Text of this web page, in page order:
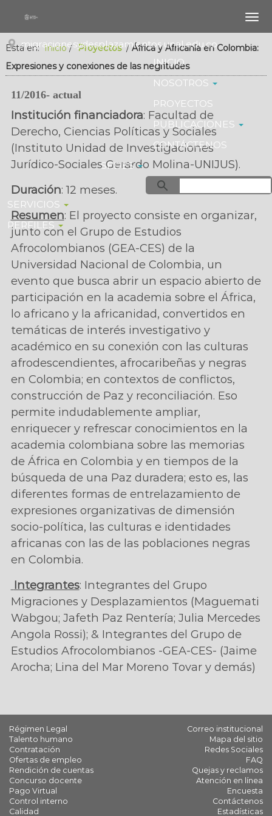
migracionesydesplazamientos.unal.edu.co
INICIO
NOSOTROS
PROYECTOS
PUBLICACIONES
CONTÁCTENOS
SEDES
SERVICIOS
PERFILES
Está en: Inicio / Proyectos / África y Africanía en Colombia:
Expresiones y conexiones de las negritudes
11/2016- actual
Institución financiadora: Facultad de
Derecho, Ciencias Políticas y Sociales
(Instituto Unidad de Investigaciones
Jurídico-Sociales Gerardo Molina-UNIJUS).
Duración: 12 meses.
Resumen: El proyecto consiste en organizar,
junto con el Grupo de Estudios
Afrocolombianos (GEA-CES) de la
Universidad Nacional de Colombia, un
evento que busca abrir un espacio abierto de
participación en la academia sobre el África,
lo africano y la africanidad, convertidos en
temáticas de interés investigativo y
académico en su conexión con las culturas
afrodescendientes, afrocaribeñas y negras
en Colombia; en contextos de conflictos,
construcción de Paz y reconciliación. Eso
permite indudablemente ampliar,
enriquecer y refrescar conocimientos en la
academia colombiana sobre las memorias
de África en Colombia y en tiempos de la
búsqueda de una Paz duradera; esto es, las
diferentes formas de entrelazamiento de
expresiones organizativas de dimensión
socio-política, las culturas e identidades
africanas con las de las poblaciones negras
en Colombia.
Integrantes: Integrantes del Grupo
Migraciones y Desplazamientos (Maguemati
Wabgou; Jafeth Paz Rentería; Julia Mercedes
Angola Rossi); & Integrantes del Grupo de
Estudios Afrocolombianos -GEA-CES- (Jaime
Arocha; Lina del Mar Moreno Tovar y demás)
Régimen Legal
Talento humano
Contratación
Ofertas de empleo
Rendición de cuentas
Concurso docente
Pago Virtual
Control interno
Calidad
Correo institucional
Mapa del sitio
Redes Sociales
FAQ
Quejas y reclamos
Atención en línea
Encuesta
Contáctenos
Estadísticas